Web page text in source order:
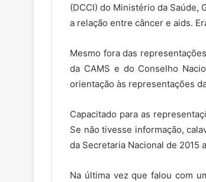
(DCCI) do Ministério da Saúde,
a relação entre câncer e aids.
Mesmo fora das
da CAMS e do Conselho
orientação às representações
Capacitado para as
Se não tivesse informação,
da Secretaria Nacional de 2015
Na última vez que falou com